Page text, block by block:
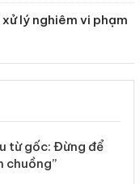
lý nghiêm vi phạm
để